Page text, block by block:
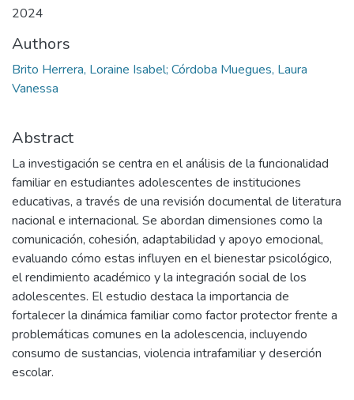
2024
Authors
Brito Herrera, Loraine Isabel; Córdoba Muegues, Laura
Vanessa
Abstract
La investigación se centra en el análisis de la funcionalidad
familiar en estudiantes adolescentes de instituciones
educativas, a través de una revisión documental de literatura
nacional e internacional. Se abordan dimensiones como la
comunicación, cohesión, adaptabilidad y apoyo emocional,
evaluando cómo estas influyen en el bienestar psicológico,
el rendimiento académico y la integración social de los
adolescentes. El estudio destaca la importancia de
fortalecer la dinámica familiar como factor protector frente a
problemáticas comunes en la adolescencia, incluyendo
consumo de sustancias, violencia intrafamiliar y deserción
escolar.